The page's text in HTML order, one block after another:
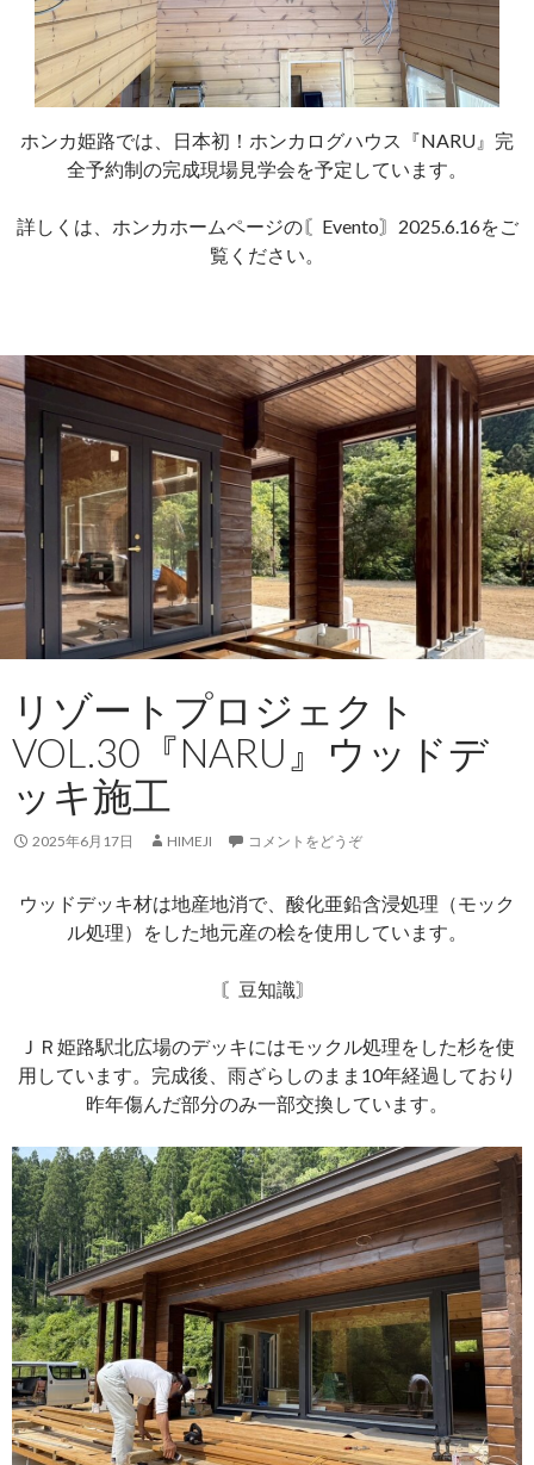
ホンカ姫路では、日本初！ホンカログハウス『NARU』完
全予約制の完成現場見学会を予定しています。
詳しくは、ホンカホームページの〘Evento〙2025.6.16をご
覧ください。
リゾートプロジェクト
VOL.30『NARU』ウッドデ
ッキ施工
2025年6月17日 HIMEJI コメントをどうぞ
ウッドデッキ材は地産地消で、酸化亜鉛含浸処理（モック
ル処理）をした地元産の桧を使用しています。
〘豆知識〙
ＪＲ姫路駅北広場のデッキにはモックル処理をした杉を使
用しています。完成後、雨ざらしのまま10年経過しており
昨年傷んだ部分のみ一部交換しています。